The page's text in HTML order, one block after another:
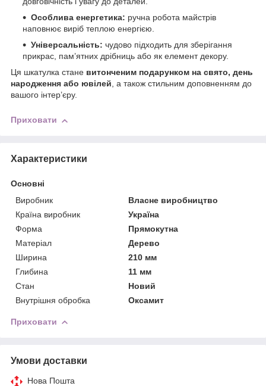
Особлива енергетика: ручна робота майстрів
наповнює виріб теплою енергією.
Універсальність: чудово підходить для зберігання
прикрас, пам’ятних дрібниць або як елемент декору.
Ця шкатулка стане витонченим подарунком на свято, день
народження або ювілей, а також стильним доповненням до
вашого інтер’єру.
Приховати
Характеристики
Основні
Виробник
Власне виробництво
Країна виробник
Україна
Форма
Прямокутна
Матеріал
Дерево
Ширина
210 мм
Глибина
11 мм
Стан
Новий
Внутрішня обробка
Оксамит
Приховати
Умови доставки
Нова Пошта